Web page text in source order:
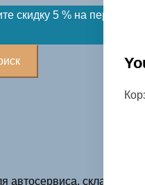
скидку 5 % на первый
автосервиса, склада и